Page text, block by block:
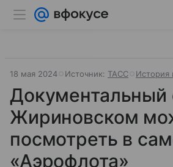
18 мая 2024 Источник: ТАСС История
Жириновском
посмотреть в
«Аэрофлота»